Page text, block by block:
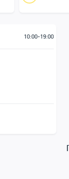
10:00-19:00